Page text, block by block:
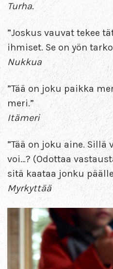
Turha.
”Joskus vauvat tekee
ihmiset. Se on yön
Nukkua
”Tää on joku paikka
meri.”
Itämeri
”Tää on joku aine. Sillä
voi…? (Odottaa
sitä kaataa jonku
Myrkyttää